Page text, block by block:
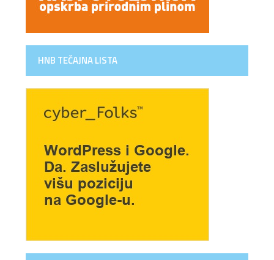
HNB TEČAJNA LISTA